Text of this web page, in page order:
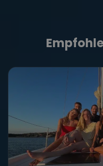
Der
für Segler:
Häfen &
und